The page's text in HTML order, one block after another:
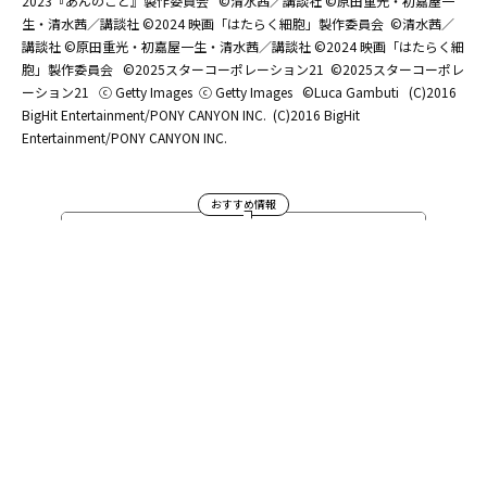
生・清水茜／講談社 ©2024 映画「はたらく細胞」製作委員会 ©清水茜／
講談社 ©原田重光・初嘉屋一生・清水茜／講談社 ©2024 映画「はたらく細
胞」製作委員会 ©2025スターコーポレーション21 ©2025スターコーポレ
ーション21
ⓒ Getty Images ⓒ Getty Images ©Luca Gambuti (C)2016
BigHit Entertainment/PONY CANYON INC. (C)2016 BigHit
Entertainment/PONY CANYON INC.
おすすめ情報